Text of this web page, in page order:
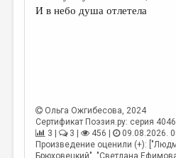
И в небо душа отлетела
Ольга Ожгибесова, 2024
Сертификат Поэзия.ру: серия
3 |
3 | 456 |
09.08.2026.
Произведение оценили (+):
Брюховецкий", "Светлана